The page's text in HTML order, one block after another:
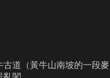
道（黃牛山南坡的一段麥